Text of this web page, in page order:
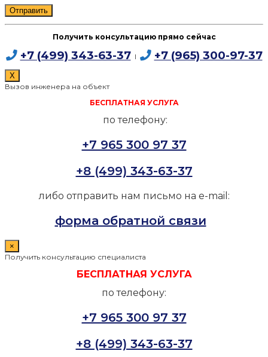
Получить консультацию прямо сейчас
+7 (499) 343-63-37 I +7 (965) 300-97-37
X
Вызов инженера на объект
БЕСПЛАТНАЯ УСЛУГА
по телефону:
+7 965 300 97 37
+8 (499) 343-63-37
либо отправить нам письмо на e-mail:
форма обратной связи
×
Получить консультацию специалиста
БЕСПЛАТНАЯ УСЛУГА
по телефону:
+7 965 300 97 37
+8 (499) 343-63-37